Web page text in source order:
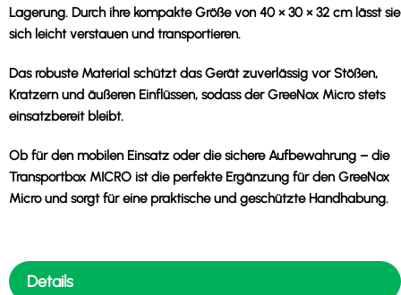
Lagerung. Durch ihre kompakte Größe von 40 × 30 × 32 cm lässt sie
sich leicht verstauen und transportieren.
Das robuste Material schützt das Gerät zuverlässig vor Stößen,
Kratzern und äußeren Einflüssen, sodass der GreeNox Micro stets
einsatzbereit bleibt.
Ob für den mobilen Einsatz oder die sichere Aufbewahrung – die
Transportbox MICRO ist die perfekte Ergänzung für den GreeNox
Micro und sorgt für eine praktische und geschützte Handhabung.
Details